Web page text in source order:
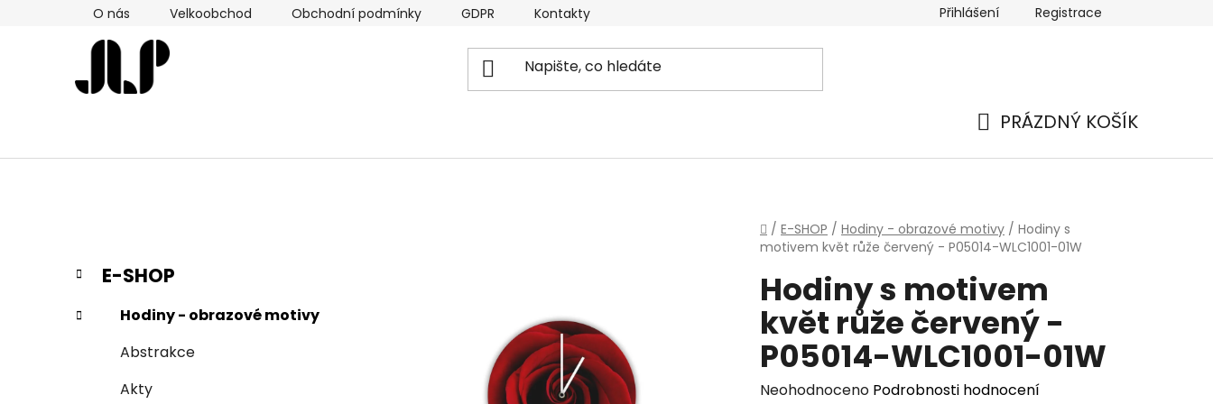
O nás Velkoobchod Obchodní podmínky GDPR Kontakty Přihlášení Registrace
PRÁZDNÝ KOŠÍK
Domů
/ E-SHOP / Hodiny - obrazové motivy / Hodiny s
motivem květ růže červený - P05014-WLC1001-01W
P
s
Přeskočit
kategorie
K
a
t
e
E-SHOP
Hodiny - obrazové motivy
Abstrakce
Akty
Hodiny s motivem
květ růže červený -
P05014-WLC1001-01W
Průměrné
Neohodnoceno Podrobnosti hodnocení